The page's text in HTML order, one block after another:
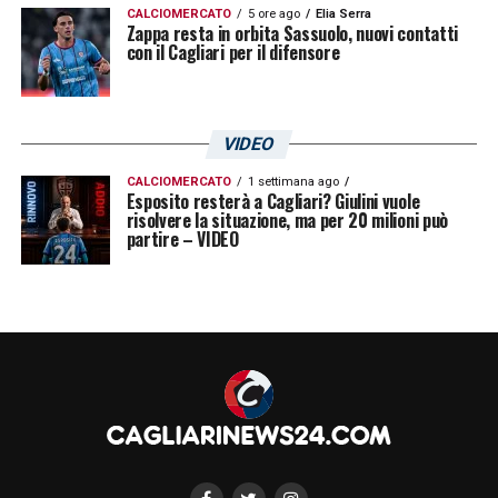
patron rossoblù è stato convocato in
prefettura per una riunione di coordinamento
delle forze di polizia in programma domani
LA PLAYLIST DELLE NOSTRE TOP NEWS
CALCIOMERCATO 5 ore ago Elia Serra
Zappa resta in orbita Sassuolo, nuovi contatti
con il Cagliari per il difensore
VIDEO
CALCIOMERCATO 1 settimana ago
Esposito resterà a Cagliari? Giulini vuole
risolvere la situazione, ma per 20 milioni può
partire – VIDEO